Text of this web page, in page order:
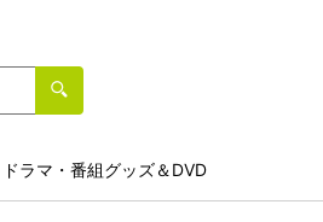
ドラマ・番組グッズ＆DVD